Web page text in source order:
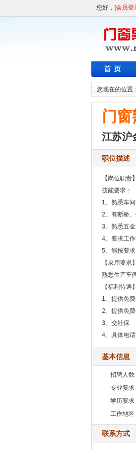
您好，[会员登
首 页
您现在的位置：
门
江苏沪
职位描述
【岗位职责】
技能要求：
1、熟悉车
2、有断桥
3、熟悉五
4、要求工
5、能按要求
【录用要求】
熟悉生产车
【福利待遇】
1、提供免
2、提供免
3、交社保
4、具体电
基本信息
招聘人数
专业要求
学历要求
工作地区
联系方式